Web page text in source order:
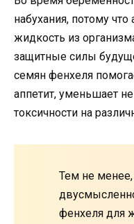
набухания, потому
жидкость из
защитные силы
семян фенхеля
аппетит, уменьшает
токсичности на
Тем не менее,
фенхеля для